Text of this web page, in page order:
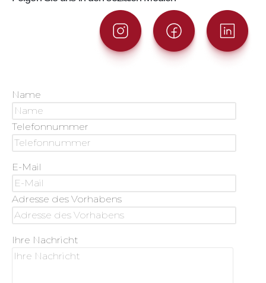
Name
Telefonnummer
E-Mail
Adresse des Vorhabens
Ihre Nachricht